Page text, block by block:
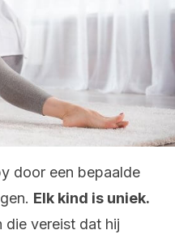
door een bepaalde
Elk kind is uniek.
die vereist dat hij